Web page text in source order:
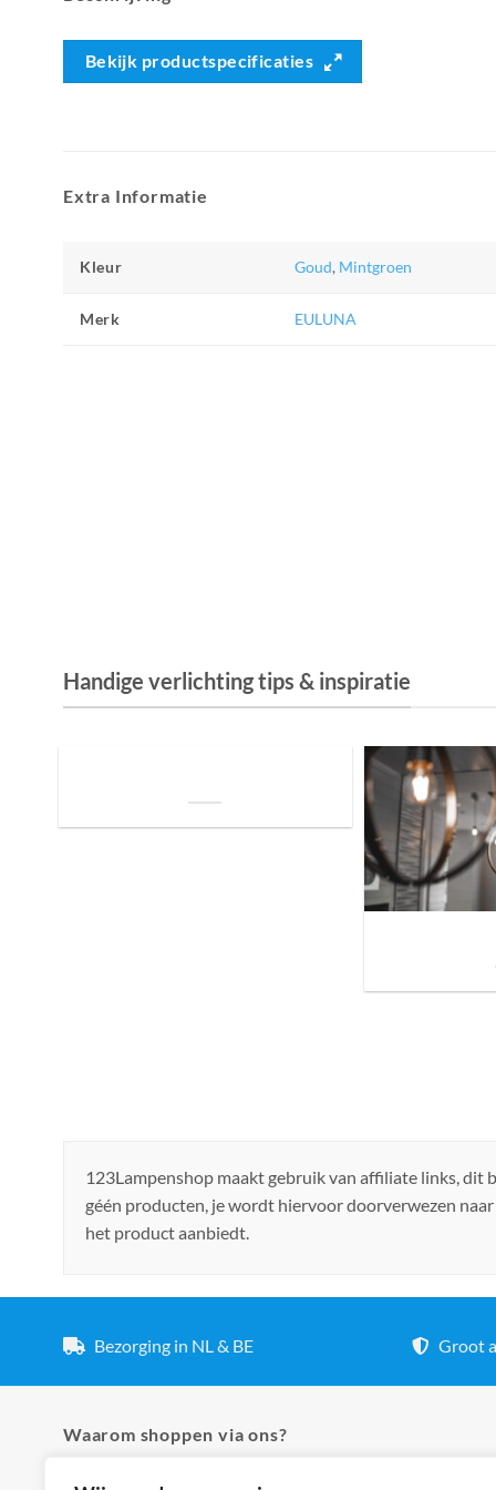
Bekijk productspecificaties
Extra Informatie
Kleur Goud, Mintgroen
Merk EULUNA
Handige verlichting tips & inspiratie
123Lampenshop maakt gebruik van affiliate links, dit
géén producten, je wordt hiervoor doorverwezen
het product aanbiedt.
Bezorging in NL & BE Groot
Waarom shoppen via ons?